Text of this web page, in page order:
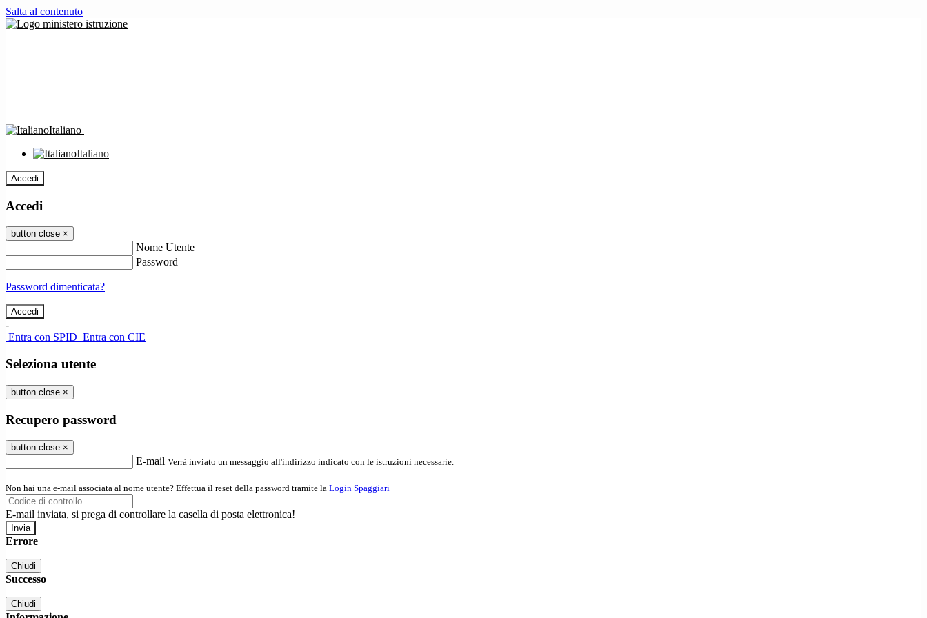
Salta al contenuto
Italiano
Italiano
Accedi
Accedi
button close ×
Nome Utente
Password
Password dimenticata?
-
Entra con SPID Entra con CIE
Seleziona utente
button close ×
Recupero password
button close ×
E-mail Verrà inviato un messaggio all'indirizzo indicato con le istruzioni necessarie.
Non hai una e-mail associata al nome utente? Effettua il reset della password tramite la Login Spaggiari
E-mail inviata, si prega di controllare la casella di posta elettronica!
Errore
Chiudi
Successo
Chiudi